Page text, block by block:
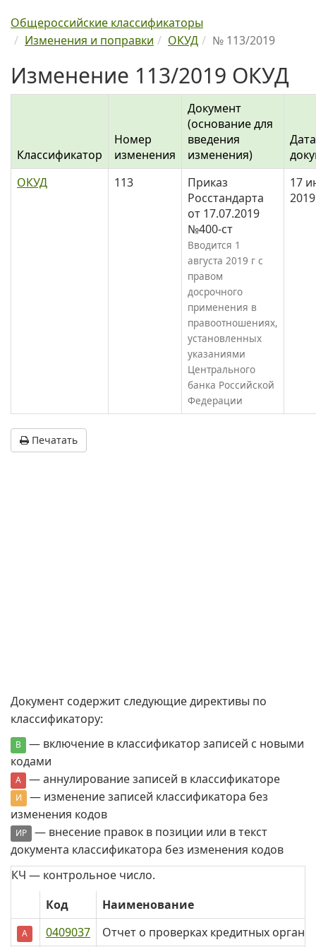
Общероссийские классификаторы
Изменения и поправки
ОКУД № 113/2019
Изменение 113/2019 ОКУД
Классификатор
Номер
изменения
Документ
(основание для
введения
изменения)
Дата
ОКУД
113
Приказ
Росстандарта
от 17.07.2019
№400-ст
Вводится 1
августа 2019 г с
правом
досрочного
применения в
правоотношениях,
установленных
указаниями
Центрального
банка Российской
Федерации
17
Печатать
Документ содержит следующие директивы по
классификатору:
В
— включение в классификатор записей с новыми
кодами
А — аннулирование записей в классификаторе
И
— изменение записей классификатора без
изменения кодов
ИР
— внесение правок в позиции или в текст
документа классификатора без изменения кодов
КЧ — контрольное число.
Код
Наименование
А 0409037 Отчет о проверках кредитных